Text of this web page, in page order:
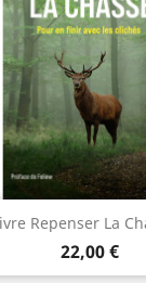
Repenser La
22,00 €
Vista